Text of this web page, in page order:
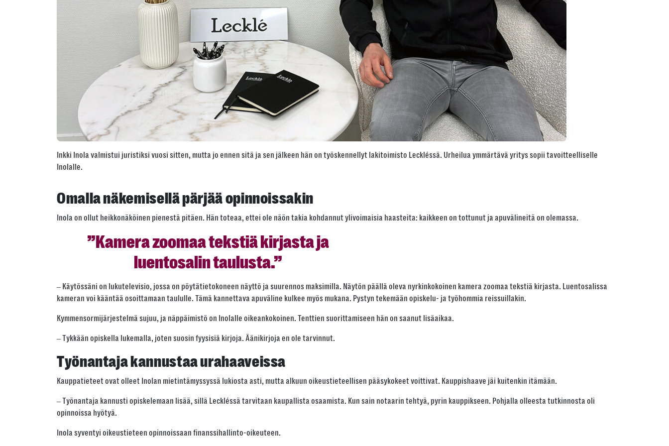
Inkki Inola valmistui juristiksi vuosi sitten, mutta jo ennen sitä ja sen jälkeen hän on työskennellyt lakitoimisto Leckléssä. Urheilua ymmärtävä yritys sopii tavoitteelliselle
Inolalle.
Omalla näkemisellä pärjää opinnoissakin
Inola on ollut heikkonäköinen pienestä pitäen. Hän toteaa, ettei ole näön takia kohdannut ylivoimaisia haasteita: kaikkeen on tottunut ja apuvälineitä on olemassa.
”Kamera zoomaa tekstiä kirjasta ja
luentosalin taulusta.”
‒ Käytössäni on lukutelevisio, jossa on pöytätietokoneen näyttö ja suurennos maksimilla. Näytön päällä oleva nyrkinkokoinen kamera zoomaa tekstiä kirjasta. Luentosalissa
kameran voi kääntää osoittamaan taululle. Tämä kannettava apuväline kulkee myös mukana. Pystyn tekemään opiskelu- ja työhommia reissuillakin.
Kymmensormijärjestelmä sujuu, ja näppäimistö on Inolalle oikeankokoinen. Tenttien suorittamiseen hän on saanut lisäaikaa.
‒ Tykkään opiskella lukemalla, joten suosin fyysisiä kirjoja. Äänikirjoja en ole tarvinnut.
Työnantaja kannustaa urahaaveissa
Kauppatieteet ovat olleet Inolan mietintämyssyssä lukiosta asti, mutta alkuun oikeustieteellisen pääsykokeet voittivat. Kauppishaave jäi kuitenkin itämään.
‒ Työnantaja kannusti opiskelemaan lisää, sillä Leckléssä tarvitaan kaupallista osaamista. Kun sain notaarin tehtyä, pyrin kauppikseen. Pohjalla olleesta tutkinnosta oli
opinnoissa hyötyä.
Inola syventyi oikeustieteen opinnoissaan finanssihallinto-oikeuteen.